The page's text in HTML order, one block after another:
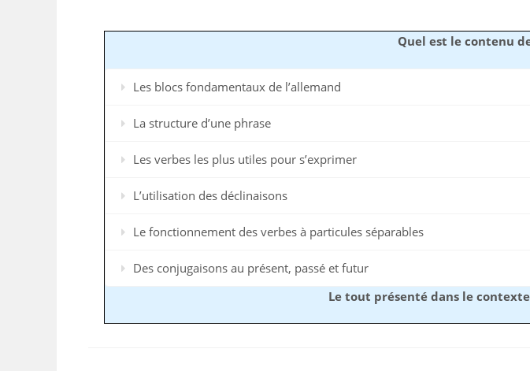
Quel est le contenu
Les blocs fondamentaux de l’allemand
La structure d’une phrase
Les verbes les plus utiles pour s’exprimer
L’utilisation des déclinaisons
Le fonctionnement des verbes à particules séparables
Des conjugaisons au présent, passé et futur
Le tout présenté dans le